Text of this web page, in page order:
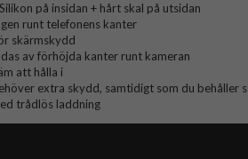
på insidan + hårt skal på utsidan
runt telefonens kanter
skärmskydd
av förhöjda kanter runt kameran
att hålla i
extra skydd, samtidigt som du behåller
trådlös laddning